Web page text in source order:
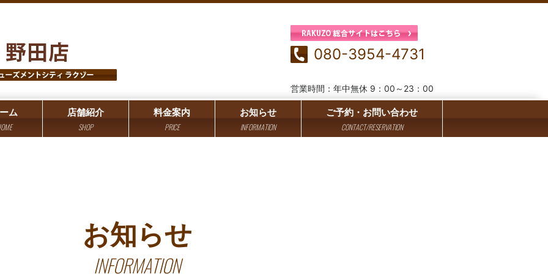
080-3954-4731
営業時間：年中無休 9：00～23：00
ム 店舗紹介
SHOP
料金案内
PRICE
お知らせ
INFORMATION
ご予約・お問い合わせ
CONTACT/RESERVATION
お知らせ
INFORMATION